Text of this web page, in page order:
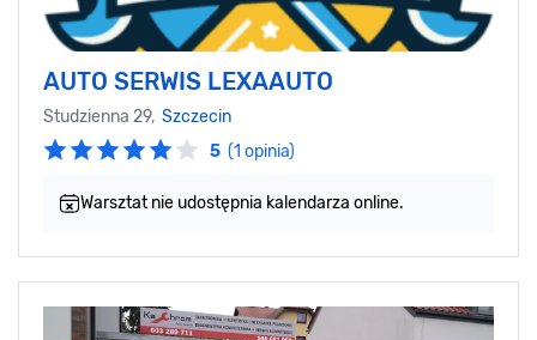
AUTO SERWIS LEXAAUTO
Studzienna 29, Szczecin
5 (1 opinia)
Warsztat nie udostępnia kalendarza online.